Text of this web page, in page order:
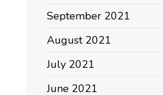
September 2021
August 2021
July 2021
June 2021